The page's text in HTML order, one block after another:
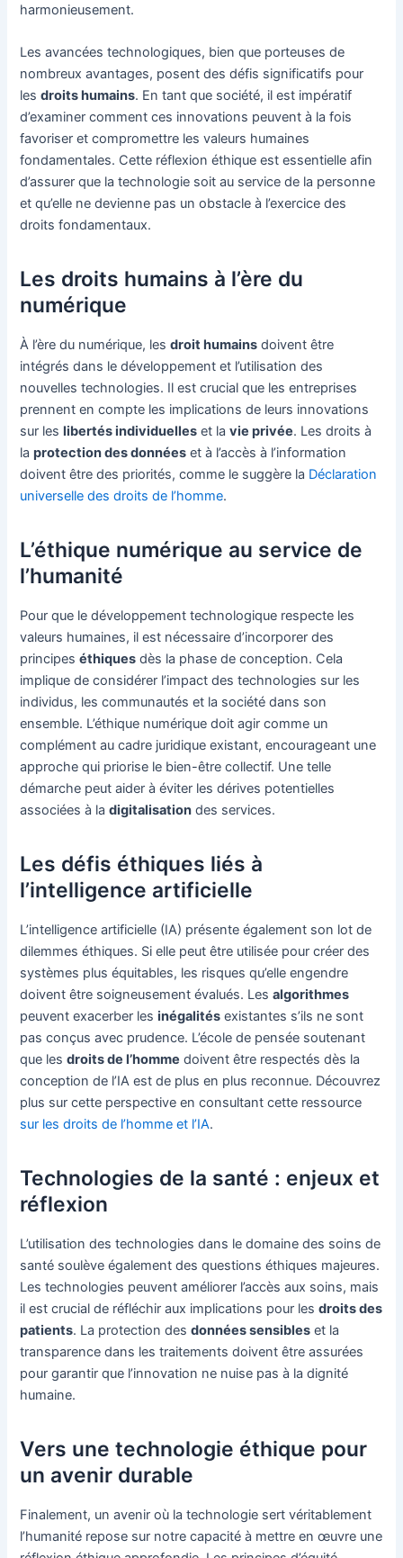
harmonieusement.
Les avancées technologiques, bien que porteuses de
nombreux avantages, posent des défis significatifs pour
lesdroits humains. En tant que société, il est impératif
d’examiner comment ces innovations peuvent à la fois
favoriser et compromettre les valeurs humaines
fondamentales. Cette réflexion éthique est essentielle afin
d’assurer que la technologie soit au service de la personne
et qu’elle ne devienne pas un obstacle à l’exercice des
droits fondamentaux.
Les droits humains à l’ère du
numérique
À l’ère du numérique, lesdroit humains doivent être
intégrés dans le développement et l’utilisation des
nouvelles technologies. Il est crucial que les entreprises
prennent en compte les implications de leurs innovations
sur leslibertés individuelles et lavie privée. Les droits à
laprotection des données et à l’accès à l’information
doivent être des priorités, comme le suggère la Déclaration
universelle des droits de l’homme.
L’éthique numérique au service de
l’humanité
Pour que le développement technologique respecte les
valeurs humaines, il est nécessaire d’incorporer des
principeséthiques dès la phase de conception. Cela
implique de considérer l’impact des technologies sur les
individus, les communautés et la société dans son
ensemble. L’éthique numérique doit agir comme un
complément au cadre juridique existant, encourageant une
approche qui priorise le bien-être collectif. Une telle
démarche peut aider à éviter les dérives potentielles
associées à ladigitalisation des services.
Les défis éthiques liés à
l’intelligence artificielle
L’intelligence artificielle (IA) présente également son lot de
dilemmes éthiques. Si elle peut être utilisée pour créer des
systèmes plus équitables, les risques qu’elle engendre
doivent être soigneusement évalués. Lesalgorithmes
peuvent exacerber lesinégalités existantes s’ils ne sont
pas conçus avec prudence. L’école de pensée soutenant
que lesdroits de l’homme doivent être respectés dès la
conception de l’IA est de plus en plus reconnue. Découvrez
plus sur cette perspective en consultant cette ressource
sur les droits de l’homme et l’IA.
Technologies de la santé : enjeux et
réflexion
L’utilisation des technologies dans le domaine des soins de
santé soulève également des questions éthiques majeures.
Les technologies peuvent améliorer l’accès aux soins, mais
il est crucial de réfléchir aux implications pour lesdroits des
patients. La protection desdonnées sensibles et la
transparence dans les traitements doivent être assurées
pour garantir que l’innovation ne nuise pas à la dignité
humaine.
Vers une technologie éthique pour
un avenir durable
Finalement, un avenir où la technologie sert véritablement
l’humanité repose sur notre capacité à mettre en œuvre une